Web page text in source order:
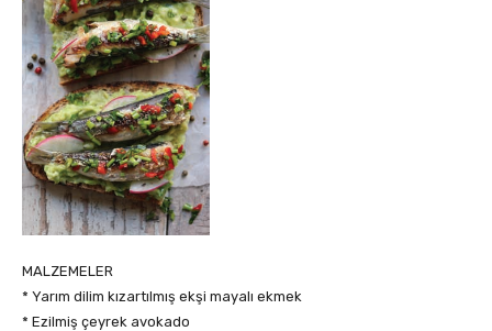
MALZEMELER
* Yarım dilim kızartılmış ekşi mayalı ekmek
* Ezilmiş çeyrek avokado